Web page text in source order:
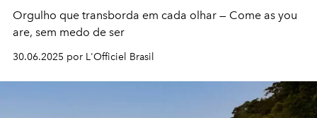
Orgulho que transborda em cada olhar — Come as you
are, sem medo de ser
30.06.2025 por L'Officiel Brasil